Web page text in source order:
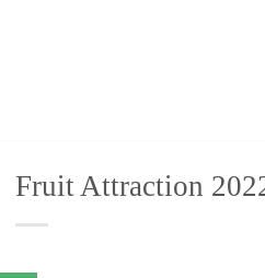
Fruit Attraction